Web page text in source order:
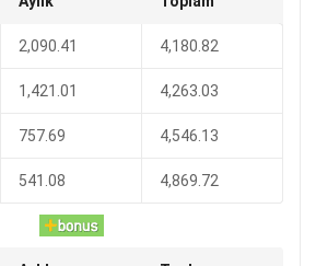
2,090.41 4,180.82
1,421.01 4,263.03
757.69 4,546.13
541.08 4,869.72